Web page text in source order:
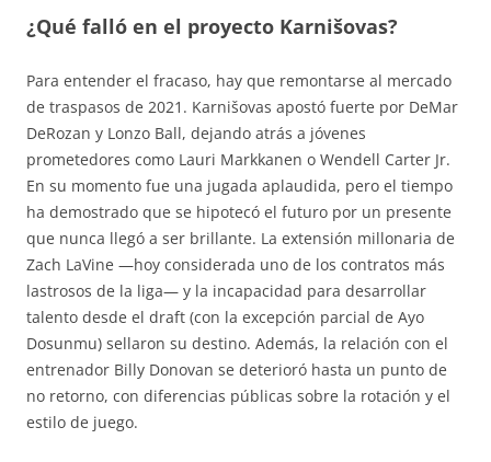
¿Qué falló en el proyecto Karnišovas?
Para entender el fracaso, hay que remontarse al mercado
de traspasos de 2021. Karnišovas apostó fuerte por DeMar
DeRozan y Lonzo Ball, dejando atrás a jóvenes
prometedores como Lauri Markkanen o Wendell Carter Jr.
En su momento fue una jugada aplaudida, pero el tiempo
ha demostrado que se hipotecó el futuro por un presente
que nunca llegó a ser brillante. La extensión millonaria de
Zach LaVine —hoy considerada uno de los contratos más
lastrosos de la liga— y la incapacidad para desarrollar
talento desde el draft (con la excepción parcial de Ayo
Dosunmu) sellaron su destino. Además, la relación con el
entrenador Billy Donovan se deterioró hasta un punto de
no retorno, con diferencias públicas sobre la rotación y el
estilo de juego.